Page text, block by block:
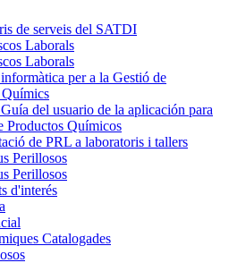
de serveis del SATDI
Laborals
Laborals
per a la Gestió de
Químics
del usuario de la aplicación para
Productos Químicos
de PRL a laboratoris i tallers
Perillosos
Perillosos
d'interés
Catalogades